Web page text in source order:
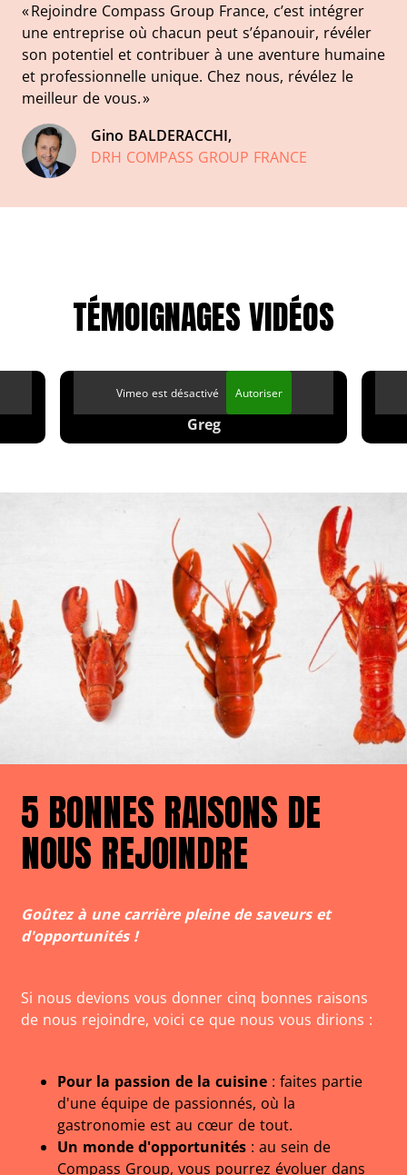
« Rejoindre Compass Group France, c’est intégrer
une entreprise où chacun peut s’épanouir, révéler
son potentiel et contribuer à une aventure humaine
et professionnelle unique. Chez nous, révélez le
meilleur de vous. »
Gino BALDERACCHI,
DRH COMPASS GROUP FRANCE
TÉMOIGNAGES VIDÉOS
Vimeo est désactivé Autoriser
Greg
5 BONNES RAISONS DE
NOUS REJOINDRE
Goûtez à une carrière pleine de saveurs et
d'opportunités !
Si nous devions vous donner cinq bonnes raisons
de nous rejoindre, voici ce que nous vous dirions :
Pour la passion de la cuisine : faites partie
d'une équipe de passionnés, où la
gastronomie est au cœur de tout.
Un monde d'opportunités : au sein de
Compass Group, vous pourrez évoluer dans